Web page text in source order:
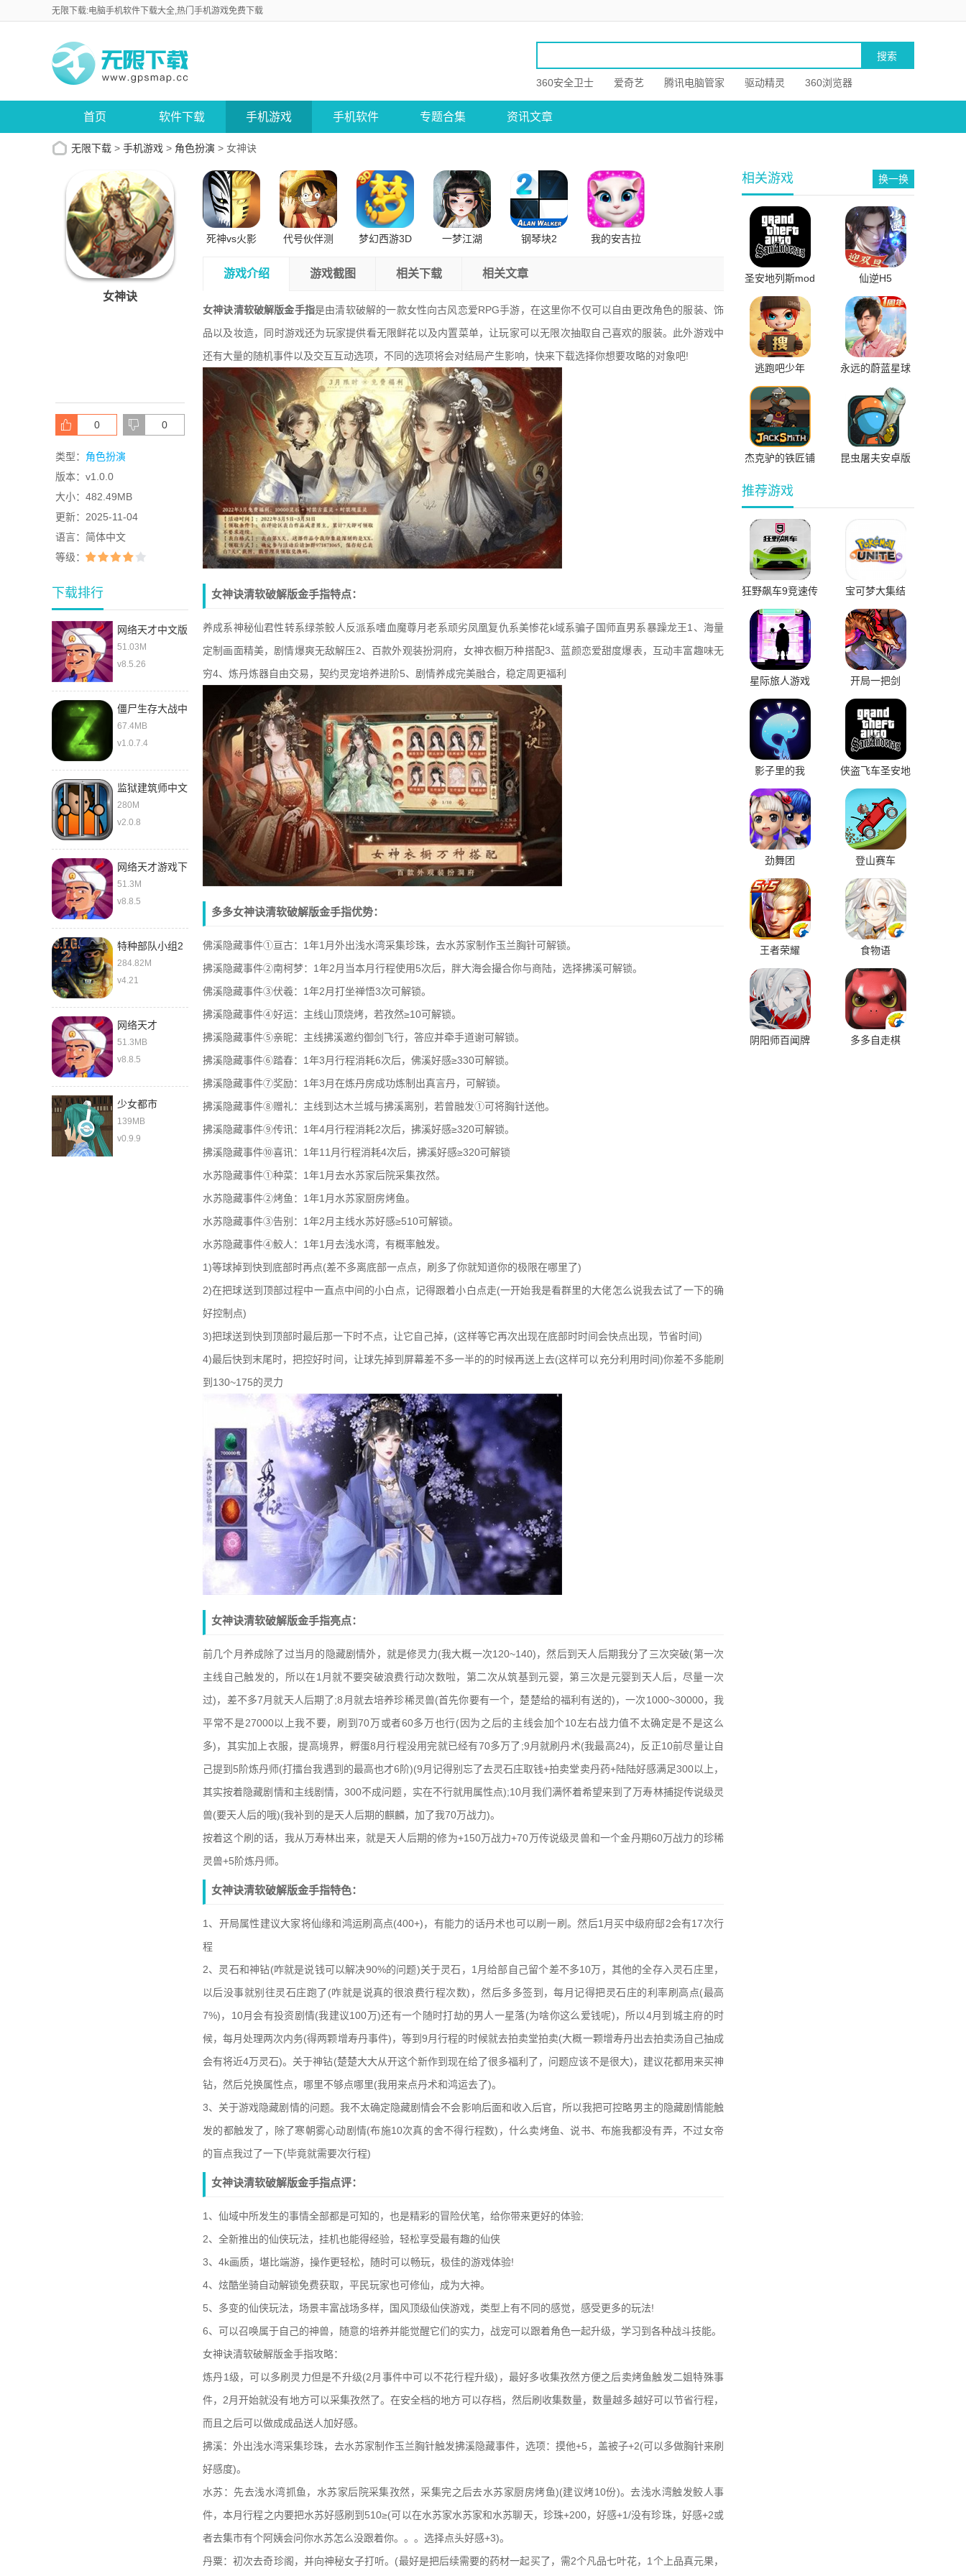
无限下载:电脑手机软件下载大全,热门手机游戏免费下载
360安全卫士 爱奇艺 腾讯电脑管家 驱动精灵 360浏览器
首页 软件下载 手机游戏 手机软件 专题合集 资讯文章
无限下载 > 手机游戏 > 角色扮演 > 女神诀
女神诀
0 0
类型： 角色扮演
版本： v1.0.0
大小： 482.49MB
更新： 2025-11-04
语言： 简体中文
等级：
下载排行
网络天才中文版
51.03M
v8.5.26
僵尸生存大战中
文版
67.4MB
v1.0.7.4
监狱建筑师中文
280M
v2.0.8
网络天才游戏下
载中文版
51.3M
v8.8.5
特种部队小组2
最新版
284.82M
v4.21
网络天才
51.3MB
v8.8.5
少女都市
139MB
v0.9.9
死神vs火影
代号伙伴测
梦幻西游3D
一梦江湖 钢琴块2 我的安吉拉
游戏介绍 游戏截图 相关下载 相关文章
女神诀清软破解版金手指是由清软破解的一款女性向古风恋爱RPG手游，在这里你不仅可以自由更改角色的服装、饰
品以及妆造，同时游戏还为玩家提供看无限鲜花以及内置菜单，让玩家可以无限次抽取自己喜欢的服装。此外游戏中
还有大量的随机事件以及交互互动选项，不同的选项将会对结局产生影响，快来下载选择你想要攻略的对象吧!
女神诀清软破解版金手指特点：
养成系神秘仙君性转系绿茶鲛人反派系嗜血魔尊月老系顽劣凤凰复仇系美惨花k域系骗子国师直男系暴躁龙王1、海量
定制画面精美，剧情爆爽无敌解压2、百款外观装扮洞府，女神衣橱万种搭配3、蓝颜恋爱甜度爆表，互动丰富趣味无
穷4、炼丹炼器自由交易，契约灵宠培养进阶5、剧情养成完美融合，稳定周更福利
多多女神诀清软破解版金手指优势：
佛溪隐藏事件①亘古：1年1月外出浅水湾采集珍珠，去水苏家制作玉兰胸针可解锁。
拂溪隐藏事件②南柯梦：1年2月当本月行程使用5次后，胖大海会撮合你与商陆，选择拂溪可解锁。
佛溪隐藏事件③伏羲：1年2月打坐禅悟3次可解锁。
拂溪隐藏事件④好运：主线山顶烧烤，若孜然≥10可解锁。
拂溪隐藏事件⑤亲昵：主线拂溪邀约御剑飞行，答应并牵手道谢可解锁。
拂溪隐藏事件⑥踏春：1年3月行程消耗6次后，佛溪好感≥330可解锁。
拂溪隐藏事件⑦奖励：1年3月在炼丹房成功炼制出真言丹，可解锁。
拂溪隐藏事件⑧赠礼：主线到达木兰城与拂溪离别，若曾融发①可将胸针送他。
拂溪隐藏事件⑨传讯：1年4月行程消耗2次后，拂溪好感≥320可解锁。
拂溪隐藏事件⑩喜讯：1年11月行程消耗4次后，拂溪好感≥320可解锁
水苏隐藏事件①种菜：1年1月去水苏家后院采集孜然。
水苏隐藏事件②烤鱼：1年1月水苏家厨房烤鱼。
水苏隐藏事件③告别：1年2月主线水苏好感≥510可解锁。
水苏隐藏事件④鮫人：1年1月去浅水湾，有概率触发。
1)等球掉到快到底部时再点(差不多离底部一点点，刷多了你就知道你的极限在哪里了)
2)在把球送到顶部过程中一直点中间的小白点，记得跟着小白点走(一开始我是看群里的大佬怎么说我去试了一下的确
好控制点)
3)把球送到快到顶部时最后那一下时不点，让它自己掉，(这样等它再次出现在底部时时间会快点出现，节省时间)
4)最后快到末尾时，把控好时间，让球先掉到屏幕差不多一半的的时候再送上去(这样可以充分利用时间)你差不多能刷
到130~175的灵力
女神诀清软破解版金手指亮点：
前几个月养成除了过当月的隐藏剧情外，就是修灵力(我大概一次120~140)，然后到天人后期我分了三次突破(第一次
主线自己触发的，所以在1月就不要突破浪费行动次数啦，第二次从筑基到元婴，第三次是元婴到天人后，尽量一次
过)，差不多7月就天人后期了;8月就去培养珍稀灵兽(首先你要有一个，楚楚给的福利有送的)，一次1000~30000，我
平常不是27000以上我不要，刷到70万或者60多万也行(因为之后的主线会加个10左右战力值不太确定是不是这么
多)，其实加上衣服，提高境界，孵蛋8月行程没用完就已经有70多万了;9月就刷丹术(我最高24)，反正10前尽量让自
己提到5阶炼丹师(打擂台我遇到的最高也才6阶)(9月记得别忘了去灵石庄取钱+拍卖堂卖丹药+陆陆好感满足300以上，
其实按着隐藏剧情和主线剧情，300不成问题，实在不行就用属性点);10月我们满怀着希望来到了万寿林捕捉传说级灵
兽(要天人后的哦)(我补到的是天人后期的麒麟，加了我70万战力)。
按着这个刷的话，我从万寿林出来，就是天人后期的修为+150万战力+70万传说级灵兽和一个金丹期60万战力的珍稀
灵兽+5阶炼丹师。
女神诀清软破解版金手指特色：
1、开局属性建议大家将仙缘和鸿运刷高点(400+)，有能力的话丹术也可以刷一刷。然后1月买中级府邸2会有17次行
程
2、灵石和神钻(咋就是说钱可以解决90%的问题)关于灵石，1月给部自己留个差不多10万，其他的全存入灵石庄里，
以后没事就别往灵石庄跑了(咋就是说真的很浪费行程次数)，然后多多签到，每月记得把灵石庄的利率刷高点(最高
7%)，10月会有投资剧情(我建议100万)还有一个随时打劫的男人一星落(为啥你这么爱钱呢)，所以4月到城主府的时
候，每月处理两次内务(得两颗增寿丹事件)，等到9月行程的时候就去拍卖堂拍卖(大概一颗增寿丹出去拍卖汤自己抽成
会有将近4万灵石)。关于神钻(楚楚大大从开这个新作到现在给了很多福利了，问题应该不是很大)，建议花都用来买神
钻，然后兑换属性点，哪里不够点哪里(我用来点丹术和鸿运去了)。
3、关于游戏隐藏剧情的问题。我不太确定隐藏剧情会不会影响后面和收入后官，所以我把可控略男主的隐藏剧情能触
发的都触发了，除了寒朝雾心动剧情(布施10次真的舍不得行程数)，什么卖烤鱼、说书、布施我都没有弄，不过女帝
的盲点我过了一下(毕竟就需要次行程)
女神诀清软破解版金手指点评：
1、仙域中所发生的事情全部都是可知的，也是精彩的冒险伏笔，给你带来更好的体验;
2、全新推出的仙侠玩法，挂机也能得经验，轻松享受最有趣的仙侠
3、4k画质，堪比端游，操作更轻松，随时可以畅玩，极佳的游戏体验!
4、炫酷坐骑自动解锁免费获取，平民玩家也可修仙，成为大神。
5、多变的仙侠玩法，场景丰富战场多样，国风顶级仙侠游戏，类型上有不同的感觉，感受更多的玩法!
6、可以召唤属于自己的神兽，随意的培养并能觉醒它们的实力，战宠可以跟着角色一起升级，学习到各种战斗技能。
女神诀清软破解版金手指攻略：
炼丹1级，可以多刷灵力但是不升级(2月事件中可以不花行程升级)，最好多收集孜然方便之后卖烤鱼触发二姐特殊事
件，2月开始就没有地方可以采集孜然了。在安全档的地方可以存档，然后刷收集数量，数量越多越好可以节省行程，
而且之后可以做成成品送人加好感。
拂溪：外出浅水湾采集珍珠，去水苏家制作玉兰胸针触发拂溪隐藏事件，选项：摸他+5，盖被子+2(可以多做胸针来刷
好感度)。
水苏：先去浅水湾抓鱼，水苏家后院采集孜然，采集完之后去水苏家厨房烤鱼)(建议烤10份)。去浅水湾触发鲛人事
件，本月行程之内要把水苏好感刷到510≥(可以在水苏家水苏家和水苏聊天，珍珠+200，好感+1/没有珍珠，好感+2或
者去集市有个阿姨会问你水苏怎么没跟着你。。。选择点头好感+3)。
丹粟：初次去奇珍阁，并向神秘女子打听。(最好是把后续需要的药材一起买了，需2个凡品七叶花，1个上品真元果，
相关游戏 换一换
圣安地列斯mod
仙逆H5
逃跑吧少年
永远的蔚蓝星球
杰克驴的铁匠铺
昆虫屠夫安卓版
推荐游戏
狂野飙车9竞速传
宝可梦大集结
星际旅人游戏 开局一把剑
影子里的我
侠盗飞车圣安地
劲舞团 登山赛车
王者荣耀 食物语
阴阳师百闻牌 多多自走棋